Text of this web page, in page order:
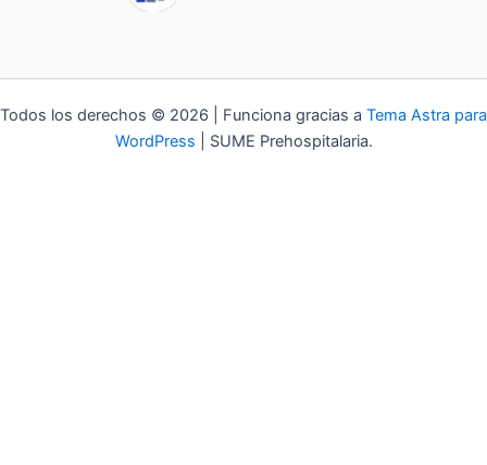
Todos los derechos © 2026 | Funciona gracias a Tema Astra para
WordPress | SUME Prehospitalaria.